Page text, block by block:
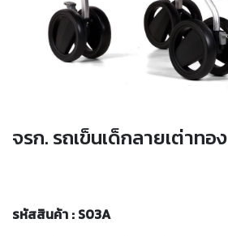
จรก. รถเข็นเด็กลายเต่าทอง
รหัสสินค้า : S03A